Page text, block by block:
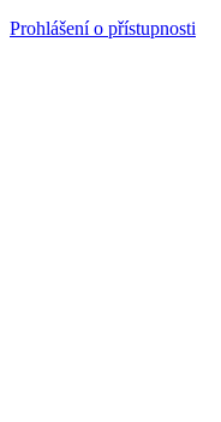
Prohlášení o přístupnosti